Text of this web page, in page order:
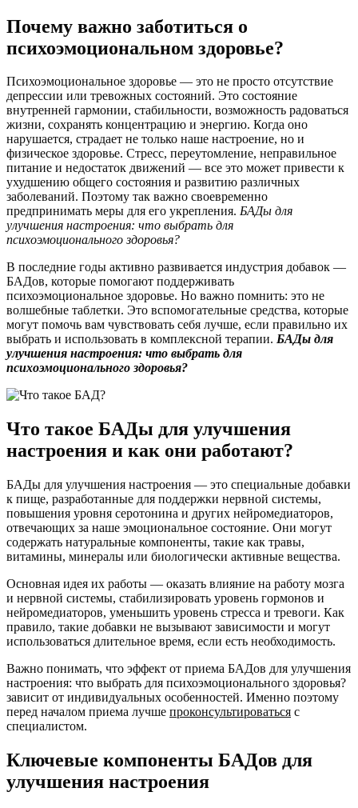
Почему важно заботиться о
психоэмоциональном здоровье?
Психоэмоциональное здоровье — это не просто отсутствие
депрессии или тревожных состояний. Это состояние
внутренней гармонии, стабильности, возможность радоваться
жизни, сохранять концентрацию и энергию. Когда оно
нарушается, страдает не только наше настроение, но и
физическое здоровье. Стресс, переутомление, неправильное
питание и недостаток движений — все это может привести к
ухудшению общего состояния и развитию различных
заболеваний. Поэтому так важно своевременно
предпринимать меры для его укрепления. БАДы для
улучшения настроения: что выбрать для
психоэмоционального здоровья?
В последние годы активно развивается индустрия добавок —
БАДов, которые помогают поддерживать
психоэмоциональное здоровье. Но важно помнить: это не
волшебные таблетки. Это вспомогательные средства, которые
могут помочь вам чувствовать себя лучше, если правильно их
выбрать и использовать в комплексной терапии. БАДы для
улучшения настроения: что выбрать для
психоэмоционального здоровья?
Что такое БАДы для улучшения
настроения и как они работают?
БАДы для улучшения настроения — это специальные добавки
к пище, разработанные для поддержки нервной системы,
повышения уровня серотонина и других нейромедиаторов,
отвечающих за наше эмоциональное состояние. Они могут
содержать натуральные компоненты, такие как травы,
витамины, минералы или биологически активные вещества.
Основная идея их работы — оказать влияние на работу мозга
и нервной системы, стабилизировать уровень гормонов и
нейромедиаторов, уменьшить уровень стресса и тревоги. Как
правило, такие добавки не вызывают зависимости и могут
использоваться длительное время, если есть необходимость.
Важно понимать, что эффект от приема БАДов для улучшения
настроения: что выбрать для психоэмоционального здоровья?
зависит от индивидуальных особенностей. Именно поэтому
перед началом приема лучше проконсультироваться с
специалистом.
Ключевые компоненты БАДов для
улучшения настроения